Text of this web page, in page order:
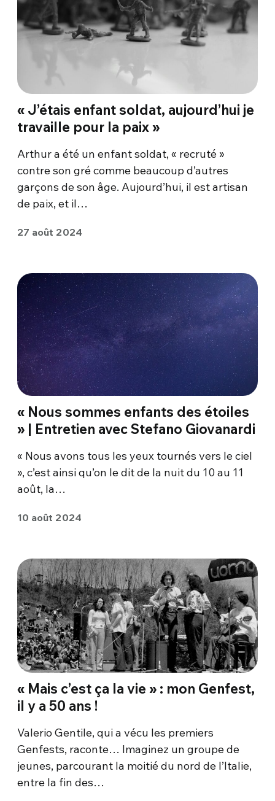
« J’étais enfant soldat, aujourd’hui je
travaille pour la paix »
Arthur a été un enfant soldat, « recruté »
contre son gré comme beaucoup d’autres
garçons de son âge. Aujourd’hui, il est artisan
de paix, et il…
27 août 2024
« Nous sommes enfants des étoiles
» | Entretien avec Stefano Giovanardi
« Nous avons tous les yeux tournés vers le ciel
», c’est ainsi qu’on le dit de la nuit du 10 au 11
août, la…
10 août 2024
« Mais c’est ça la vie » : mon Genfest,
il y a 50 ans !
Valerio Gentile, qui a vécu les premiers
Genfests, raconte… Imaginez un groupe de
jeunes, parcourant la moitié du nord de l’Italie,
entre la fin des…